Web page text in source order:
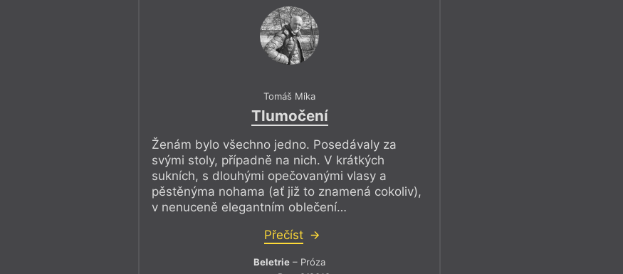
Tomáš Míka
Tlumočení
Ženám bylo všechno jedno. Posedávaly za
svými stoly, případně na nich. V krátkých
sukních, s dlouhými opečovanými vlasy a
pěstěnýma nohama (ať již to znamená cokoliv),
v nenuceně elegantním oblečení…
Přečíst
Beletrie – Próza